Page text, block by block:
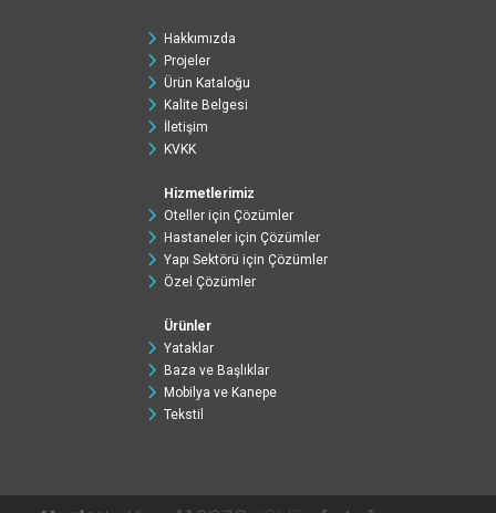
Hakkımızda
Projeler
Ürün Kataloğu
Kalite Belgesi
İletişim
KVKK
Hizmetlerimiz
Oteller için Çözümler
Hastaneler için Çözümler
Yapı Sektörü için Çözümler
Özel Çözümler
Ürünler
Yataklar
Baza ve Başlıklar
Mobilya ve Kanepe
Tekstil